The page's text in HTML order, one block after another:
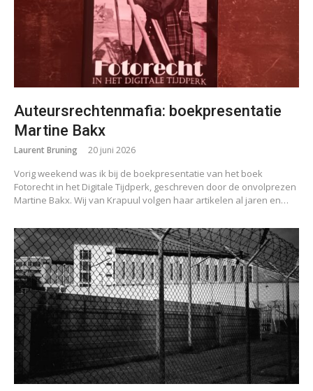
Auteursrechtenmafia: boekpresentatie
Martine Bakx
Laurent Bruning 20 juni 2026
Vorig weekend was ik bij de boekpresentatie van het boek
Fotorecht in het Digitale Tijdperk, geschreven door de onvolprezen
Martine Bakx. Wij van Krapuul volgen haar artikelen al jaren en…